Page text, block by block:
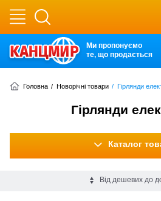
Ми пропонуємо
те, що продається
Головна / Новорічні товари / Гірлянди
Гірлянди
Каталог
Від дешевих до